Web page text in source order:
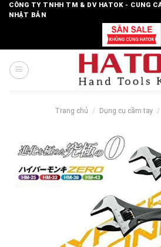
SkipCÔNG TY TNHH TM & DV HATOK - CUNG
NHẬT BẢN
Trang chủ / Dụng cụ cầm tay /